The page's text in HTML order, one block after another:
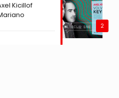
2
Kicillof